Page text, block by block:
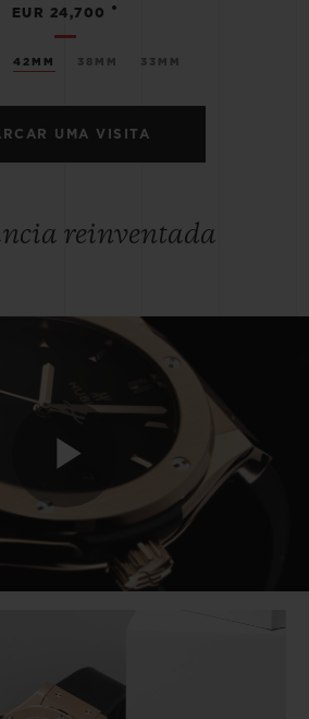
42MM 38MM 33MM
EUR 24,700 •
UMA VISITA
reinventada
Play